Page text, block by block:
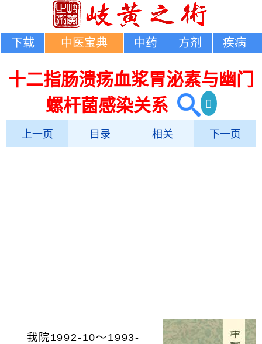
下载 中医宝典 中药 方剂 疾病
十二指肠溃疡血浆胃泌素与幽门
螺杆菌感染关系
上一页 目录 相关 下一页
我院1992-10～1993-